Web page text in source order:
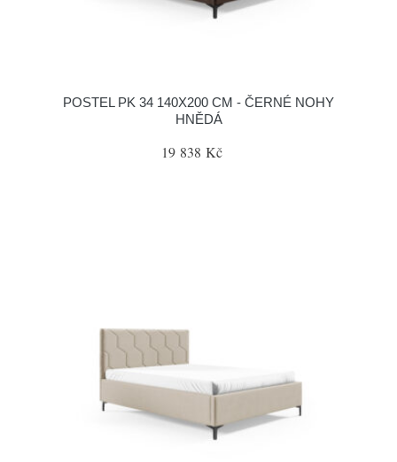
POSTEL PK 34 140X200 CM - ČERNÉ NOHY
HNĚDÁ
19 838 Kč